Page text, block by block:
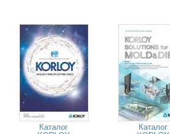
Каталог
Каталог